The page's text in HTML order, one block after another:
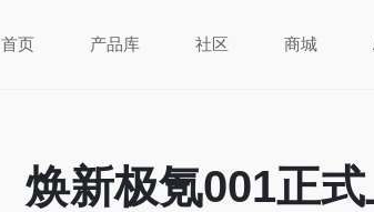
首页 产品库 社区 商城
焕新极氪001正